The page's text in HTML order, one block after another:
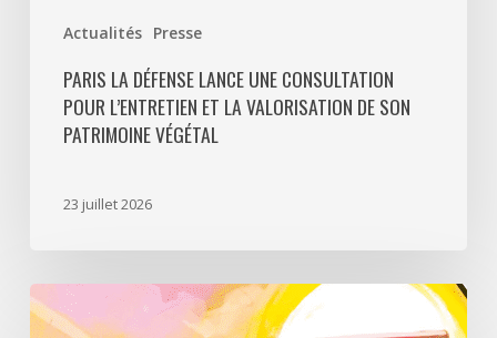
Actualités Presse
PARIS LA DÉFENSE LANCE UNE CONSULTATION
POUR L’ENTRETIEN ET LA VALORISATION DE SON
PATRIMOINE VÉGÉTAL
23 juillet 2026
Paris
La